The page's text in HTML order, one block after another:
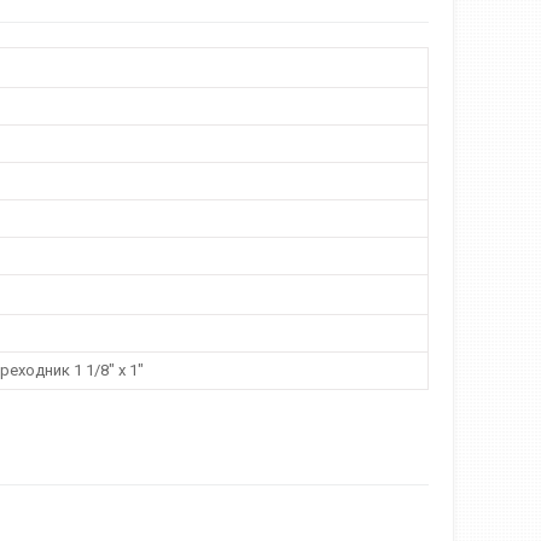
1 1/8" х 1"